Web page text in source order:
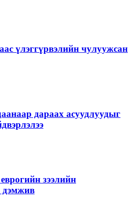
үлэггүрвэлийн чулуужсан
дараах асуудлуудыг
зээлийн
дэмжив